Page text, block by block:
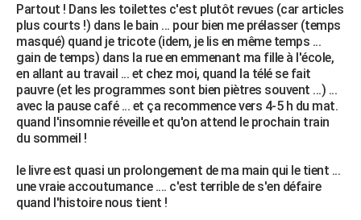
Partout ! Dans les toilettes c'est plutôt revues (car articles
plus courts !) dans le bain ... pour bien me prélasser (temps
masqué) quand je tricote (idem, je lis en même temps ...
gain de temps) dans la rue en emmenant ma fille à l'école,
en allant au travail ... et chez moi, quand la télé se fait
pauvre (et les programmes sont bien piètres souvent ...) ...
avec la pause café ... et ça recommence vers 4-5 h du mat.
quand l'insomnie réveille et qu'on attend le prochain train
du sommeil !
le livre est quasi un prolongement de ma main qui le tient ...
une vraie accoutumance .... c'est terrible de s'en défaire
quand l'histoire nous tient !